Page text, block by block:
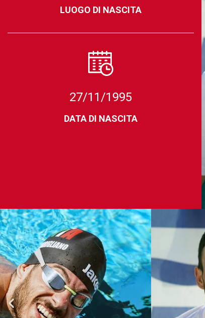
LUOGO DI NASCITA
27/11/1995
DATA DI NASCITA